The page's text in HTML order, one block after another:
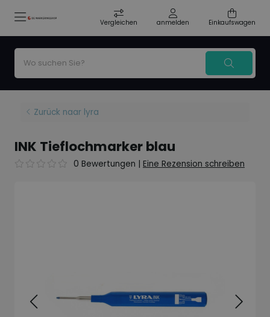
Vergleichen anmelden Einkaufswagen
Zurück naar lyra
INK Tieflochmarker blau
0 Bewertungen | Eine Rezension schreiben